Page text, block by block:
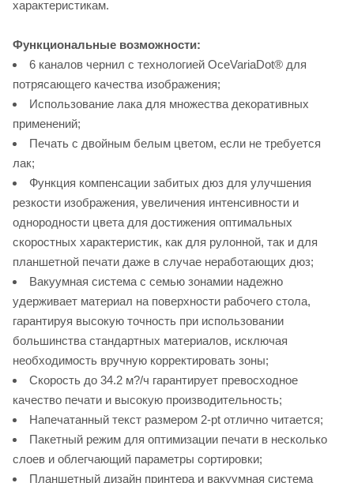
характеристикам.
Функциональные возможности:
6 каналов чернил с технологией OceVariaDot® для
потрясающего качества изображения;
Использование лака для множества декоративных
применений;
Печать с двойным белым цветом, если не требуется
лак;
Функция компенсации забитых дюз для улучшения
резкости изображения, увеличения интенсивности и
однородности цвета для достижения оптимальных
скоростных характеристик, как для рулонной, так и для
планшетной печати даже в случае неработающих дюз;
Вакуумная система с семью зонамии надежно
удерживает материал на поверхности рабочего стола,
гарантируя высокую точность при использовании
большинства стандартных материалов, исключая
необходимость вручную корректировать зоны;
Скорость до 34.2 м?/ч гарантирует превосходное
качество печати и высокую производительность;
Напечатанный текст размером 2-pt отлично читается;
Пакетный режим для оптимизации печати в несколько
слоев и облегчающий параметры сортировки;
Планшетный дизайн принтера и вакуумная система